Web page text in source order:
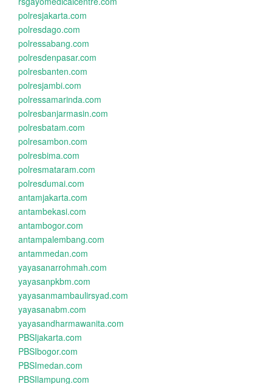
polresjakarta.com
polresdago.com
polressabang.com
polresdenpasar.com
polresbanten.com
polresjambi.com
polressamarinda.com
polresbanjarmasin.com
polresbatam.com
polresambon.com
polresbima.com
polresmataram.com
polresdumai.com
antamjakarta.com
antambekasi.com
antambogor.com
antampalembang.com
antammedan.com
yayasanarrohmah.com
yayasanpkbm.com
yayasanmambaulirsyad.com
yayasanabm.com
yayasandharmawanita.com
PBSIjakarta.com
PBSIbogor.com
PBSImedan.com
PBSIlampung.com